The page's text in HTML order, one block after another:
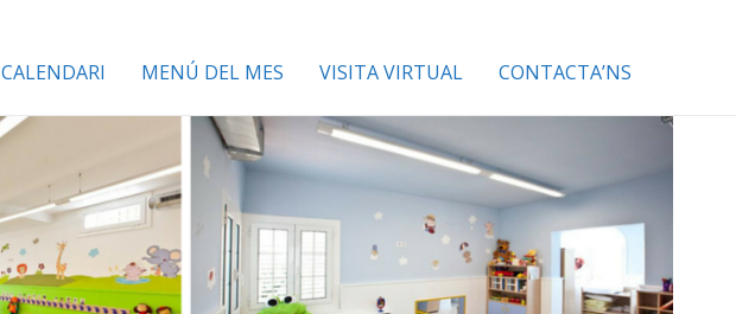
CALENDARI MENÚ DEL MES VISITA VIRTUAL CONTACTA’NS